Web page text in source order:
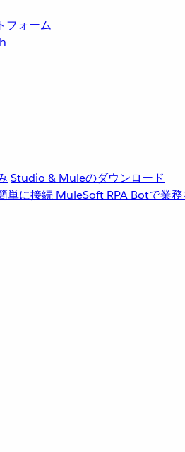
フォーム
Studio & Muleのダウンロード
単に接続 MuleSoft RPA Botで業